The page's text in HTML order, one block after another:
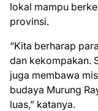
lokal mampu
provinsi.
“Kita berharap
dan kekompakan.
juga membawa
budaya Murung
luas,” katanya.